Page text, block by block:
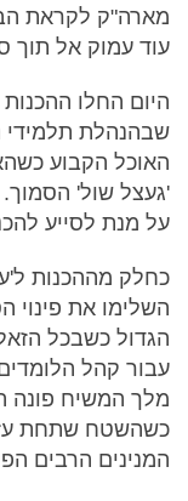
מארה"ק לקראת
עוד עמוק אל תוך
היום החלו
שבהנהלת תלמידי
האוכל הקבוע
'געצל שול'
על מנת לסייע
כחלק מההכנות
השלימו את
הגדול כשבכל
עבור קהל
מלך המשיח פונה
כשהשטח שתחת
המנינים הרבים